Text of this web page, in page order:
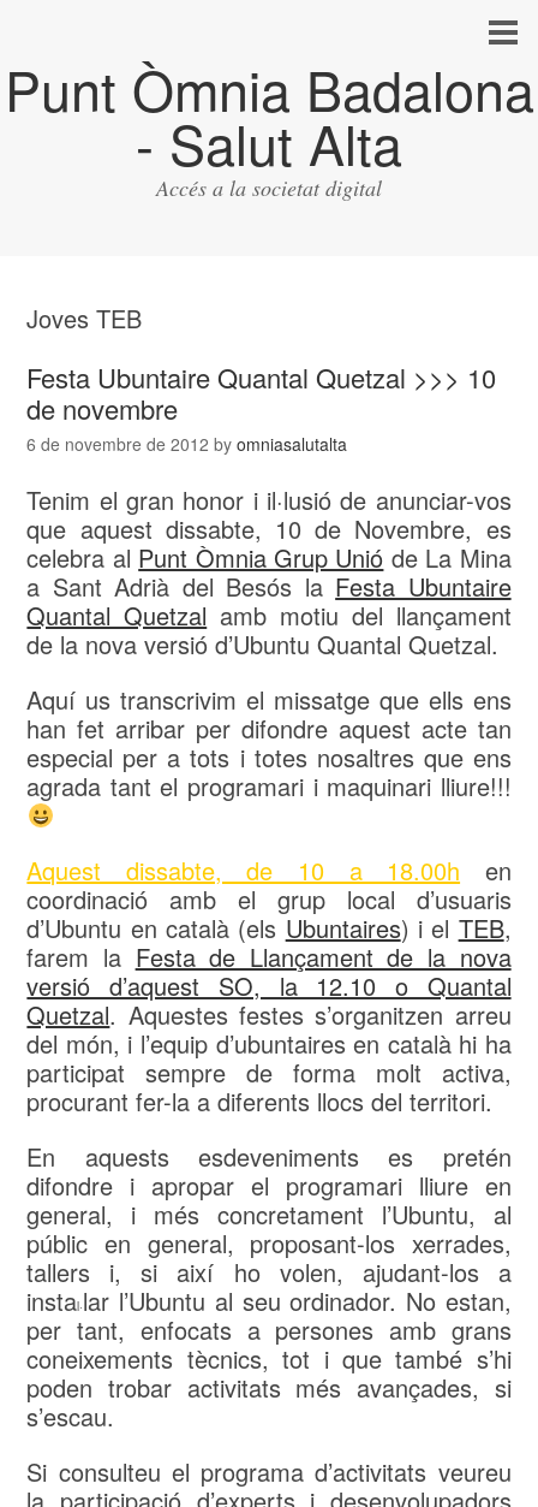
Punt Òmnia Badalona
- Salut Alta
Accés a la societat digital
Joves TEB
Festa Ubuntaire Quantal Quetzal >>> 10
de novembre
6 de novembre de 2012 byomniasalutalta
Tenim el gran honor i il·lusió de anunciar-vos
que aquest dissabte, 10 de Novembre, es
celebra al Punt Òmnia Grup Unió de La Mina
a Sant Adrià del Besós la Festa Ubuntaire
Quantal Quetzal amb motiu del llançament
de la nova versió d’Ubuntu Quantal Quetzal.
Aquí us transcrivim el missatge que ells ens
han fet arribar per difondre aquest acte tan
especial per a tots i totes nosaltres que ens
agrada tant el programari i maquinari lliure!!!
Aquest dissabte, de 10 a 18.00h en
coordinació amb el grup local d’usuaris
d’Ubuntu en català (els Ubuntaires) i el TEB,
farem la Festa de Llançament de la nova
versió d’aquest SO, la 12.10 o Quantal
Quetzal. Aquestes festes s’organitzen arreu
del món, i l’equip d’ubuntaires en català hi ha
participat sempre de forma molt activa,
procurant fer-la a diferents llocs del territori.
En aquests esdeveniments es pretén
difondre i apropar el programari lliure en
general, i més concretament l’Ubuntu, al
públic en general, proposant-los xerrades,
tallers i, si així ho volen, ajudant-los a
instal·lar l’Ubuntu al seu ordinador. No estan,
per tant, enfocats a persones amb grans
coneixements tècnics, tot i que també s’hi
poden trobar activitats més avançades, si
s’escau.
Si consulteu el programa d’activitats veureu